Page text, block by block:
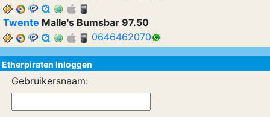
Twente Malle's Bumsbar 97.50
0646462070
Etherpiraten Inloggen
Gebruikersnaam: